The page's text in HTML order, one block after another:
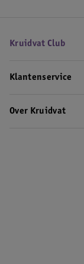
Kruidvat Club
Klantenservice
Over Kruidvat